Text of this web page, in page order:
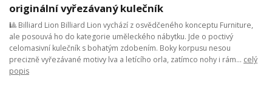
originální vyřezávaný kulečník
🎱 Billiard Lion Billiard Lion vychází z osvědčeného konceptu Furniture,
ale posouvá ho do kategorie uměleckého nábytku. Jde o poctivý
celomasivní kulečník s bohatým zdobením. Boky korpusu nesou
precizně vyřezávané motivy lva a letícího orla, zatímco nohy i rám... celý
popis